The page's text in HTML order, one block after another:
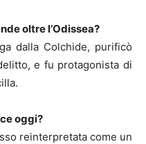
oltre l’Odissea?
dalla Colchide, purificò
e fu protagonista di
oggi?
reinterpretata come un